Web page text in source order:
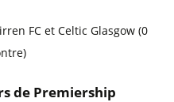
FC et Celtic Glasgow (0
de Premiership